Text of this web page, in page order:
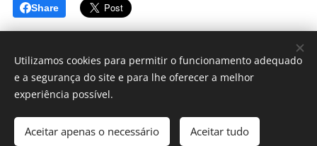
Share
© 2024 REVITALGARVE
Powered byWebnode Cookies
Utilizamos cookies para permitir o funcionamento adequado
e a segurança do site e para lhe oferecer a melhor
experiência possível.
Aceitar apenas o necessário Aceitar tudo